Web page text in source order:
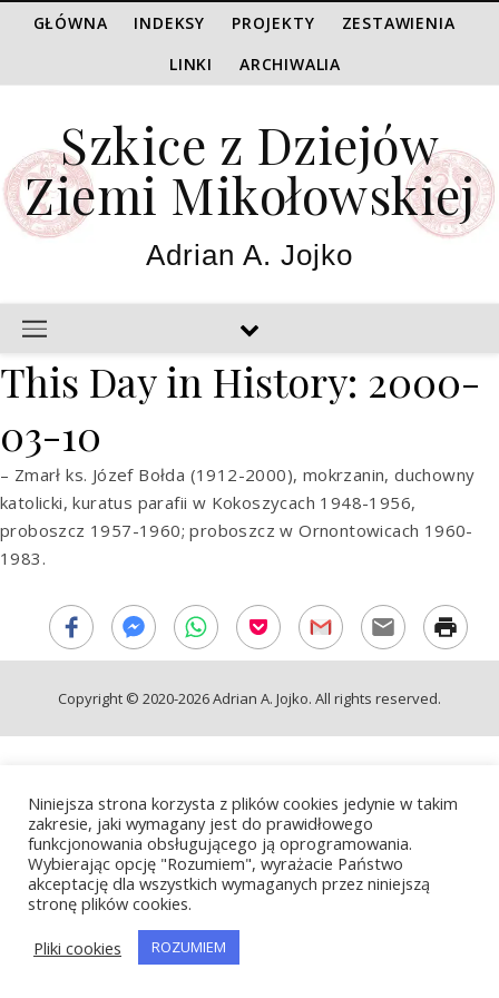
GŁÓWNA INDEKSY PROJEKTY
ZESTAWIENIA
LINKI
ARCHIWALIA
Szkice z Dziejów
Ziemi Mikołowskiej
Adrian A. Jojko
This Day in History: 2000-
03-10
– Zmarł ks. Józef Bołda (1912-2000), mokrzanin, duchowny
katolicki, kuratus parafii w Kokoszycach 1948-1956,
proboszcz 1957-1960; proboszcz w Ornontowicach 1960-
1983.
Copyright © 2020-2026 Adrian A. Jojko. All rights reserved.
Niniejsza strona korzysta z plików cookies jedynie w takim
zakresie, jaki wymagany jest do prawidłowego
funkcjonowania obsługującego ją oprogramowania.
Wybierając opcję "Rozumiem", wyrażacie Państwo
akceptację dla wszystkich wymaganych przez niniejszą
stronę plików cookies.
Pliki cookies
ROZUMIEM